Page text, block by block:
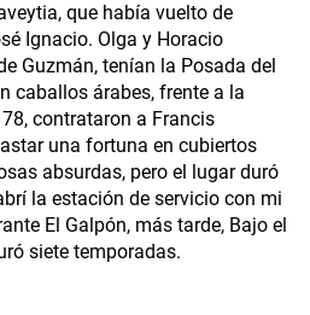
que había vuelto de
Ignacio. Olga y Horacio
Guzmán, tenían la Posada del
caballos árabes, frente a la
contrataron a Francis
una fortuna en cubiertos
absurdas, pero el lugar duró
la estación de servicio con mi
El Galpón, más tarde, Bajo el
siete temporadas.